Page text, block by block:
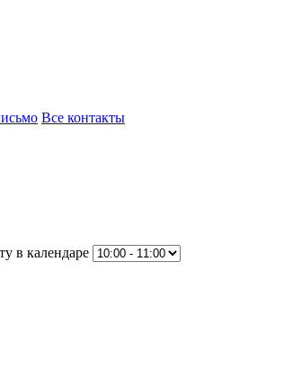
Все контакты